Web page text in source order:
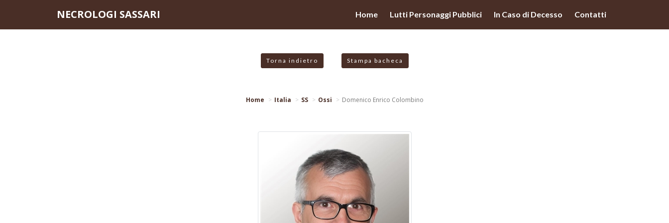
NECROLOGI SASSARI Home Lutti Personaggi Pubblici In Caso di Decesso Contatti
Torna indietro Stampa bacheca
Home Italia SS Ossi Domenico Enrico Colombino
scorrendo questa pagina, cliccando su un link o proseguendo la navigazione in altra maniera, acconsenti all'uso dei cookie. Ulteriori informazioni